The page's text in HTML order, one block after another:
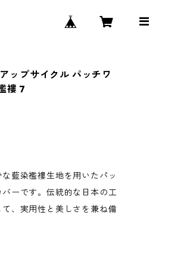
ップサイクル パッチワ
褸 7
藍染襤褸生地を用いたパッ
ーです。伝統的な日本の工
、実用性と美しさを兼ね備